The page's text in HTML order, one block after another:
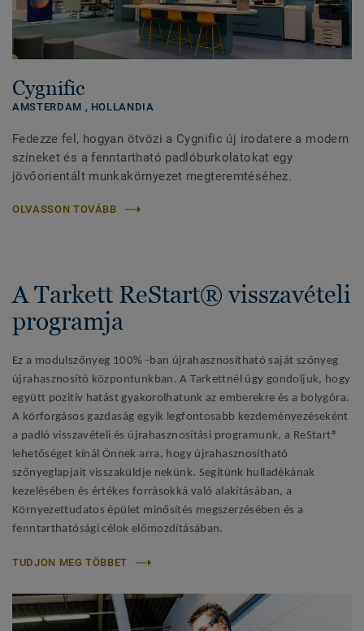
Cygnific
AMSTERDAM , HOLLANDIA
Fedezze fel, hogyan ötvözi a Cygnific új irodatere a modern
színeket és a fenntartható padlóburkolatokat egy
jövőorientált munkakörnyezet megteremtéséhez.
OLVASSON TOVÁBB
A Tarkett ReStart® visszavételi
programja
Ez a modulszőnyeg 100% -ban újrahasznosítható saját szőnyeg
újrahasznosító központunkban. A Tarkettnél úgy gondoljuk, hogy
együtt pozitív hatást gyakorolhatunk az emberekre és a bolygóra.
A körforgásos gazdaság egyik legfontosabb kezdeményezéseként
a padló visszavételi és újrahasznosítási programunk, a ReStart®
lehetőséget kínál Önnek arra, hogy újrahasznosítható
szőnyeglapjait visszaküldje nekünk. Segítünk hulladékának
kezelésében és értékes forrásokká való alakításában, a
Környezettudatos épület minősítés megszerzésében és a
fenntarthatósági célok előmozdításában.
TUDJON MEG TÖBBET